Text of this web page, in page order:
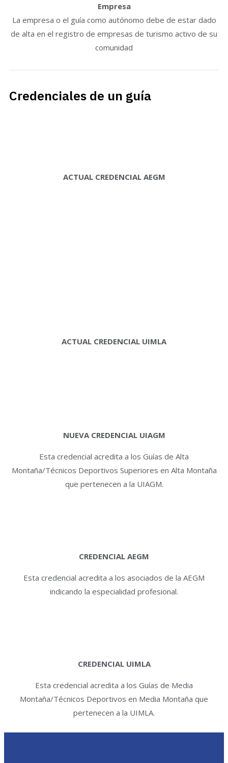
Empresa
La empresa o el guía como autónomo debe de estar dado
de alta en el registro de empresas de turismo activo de su
comunidad
Credenciales de un guía
ACTUAL CREDENCIAL AEGM
ACTUAL CREDENCIAL UIMLA
NUEVA CREDENCIAL UIAGM
Esta credencial acredita a los Guías de Alta
Montaña/Técnicos Deportivos Superiores en Alta Montaña
que pertenecen a la UIAGM.
CREDENCIAL AEGM
Esta credencial acredita a los asociados de la AEGM
indicando la especialidad profesional.
CREDENCIAL UIMLA
Esta credencial acredita a los Guías de Media
Montaña/Técnicos Deportivos en Media Montaña que
pertenecen a la UIMLA.